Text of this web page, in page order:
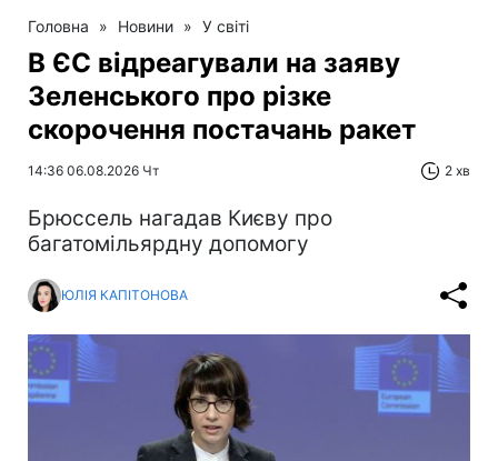
Головна » Новини » У світі
В ЄС відреагували на заяву
Зеленського про різке
скорочення постачань ракет
14:36 06.08.2026 Чт 2 хв
Брюссель нагадав Києву про
багатомільярдну допомогу
ЮЛІЯ КАПІТОНОВА